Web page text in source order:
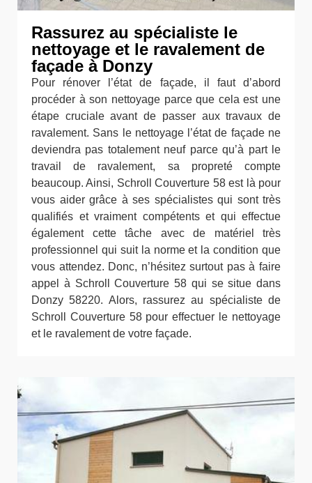
Rassurez au spécialiste le
nettoyage et le ravalement de
façade à Donzy
Pour rénover l’état de façade, il faut d’abord
procéder à son nettoyage parce que cela est une
étape cruciale avant de passer aux travaux de
ravalement. Sans le nettoyage l’état de façade ne
deviendra pas totalement neuf parce qu’à part le
travail de ravalement, sa propreté compte
beaucoup. Ainsi, Schroll Couverture 58 est là pour
vous aider grâce à ses spécialistes qui sont très
qualifiés et vraiment compétents et qui effectue
également cette tâche avec de matériel très
professionnel qui suit la norme et la condition que
vous attendez. Donc, n’hésitez surtout pas à faire
appel à Schroll Couverture 58 qui se situe dans
Donzy 58220. Alors, rassurez au spécialiste de
Schroll Couverture 58 pour effectuer le nettoyage
et le ravalement de votre façade.